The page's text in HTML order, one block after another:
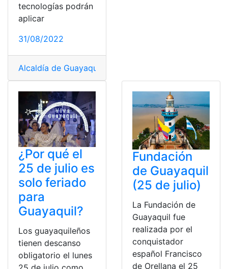
tecnologías podrán
aplicar
31/08/2022
Alcaldía de Guayaquil
¿Por qué el
25 de julio es
solo feriado
para
Guayaquil?
Los guayaquileños
tienen descanso
obligatorio el lunes
Fundación
de Guayaquil
(25 de julio)
La Fundación de
Guayaquil fue
realizada por el
conquistador
español Francisco
de Orellana el 25